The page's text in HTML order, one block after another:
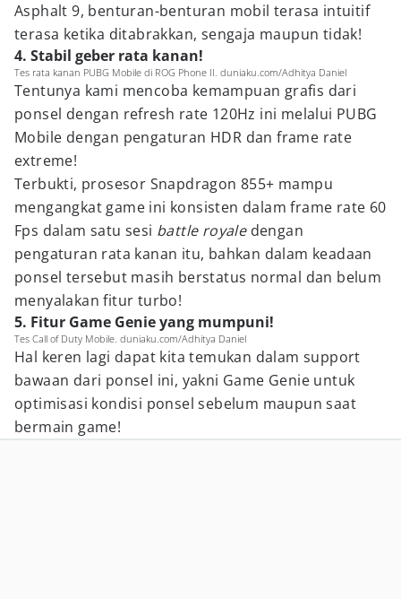
Asphalt 9, benturan-benturan mobil terasa intuitif
terasa ketika ditabrakkan, sengaja maupun tidak!
4. Stabil geber rata kanan!
Tes rata kanan PUBG Mobile di ROG Phone II. duniaku.com/Adhitya Daniel
Tentunya kami mencoba kemampuan grafis dari
ponsel dengan refresh rate 120Hz ini melalui PUBG
Mobile dengan pengaturan HDR dan frame rate
extreme!
Terbukti, prosesor Snapdragon 855+ mampu
mengangkat game ini konsisten dalam frame rate 60
Fps dalam satu sesi battle royaledengan
pengaturan rata kanan itu, bahkan dalam keadaan
ponsel tersebut masih berstatus normal dan belum
menyalakan fitur turbo!
5. Fitur Game Genie yang mumpuni!
Tes Call of Duty Mobile. duniaku.com/Adhitya Daniel
Hal keren lagi dapat kita temukan dalam support
bawaan dari ponsel ini, yakni Game Genie untuk
optimisasi kondisi ponsel sebelum maupun saat
bermain game!